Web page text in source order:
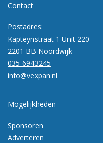
Contact
Postadres:
Kapteynstraat 1 Unit 220
2201 BB Noordwijk
035-6943245
info@vexpan.nl
Mogelijkheden
Sponsoren
Adverteren